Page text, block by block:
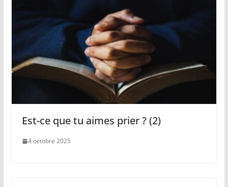
Est-ce que tu aimes prier ? (2)
4 octobre 2025